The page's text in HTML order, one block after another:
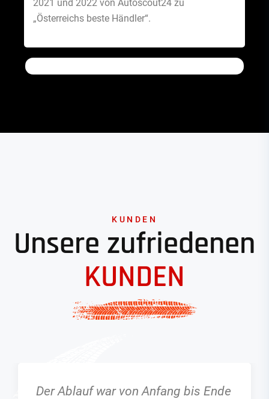
2021 und 2022 von Autoscout24 zu
„Österreichs beste Händler“.
KUNDEN
Unsere zufriedenen
KUNDEN
Ende
G wie grandios, G wie